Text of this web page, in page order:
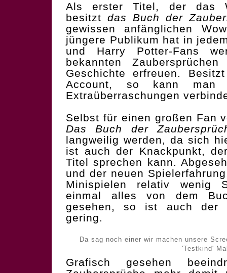
Als erster Titel, der das
besitzt das Buch der
gewissen anfänglichen
jüngere Publikum hat in
und Harry Potter-Fans
bekannten
Geschichte erfreuen.
Account, so kann
Extraüberraschungen
Selbst für einen großen Fan
Das Buch der
langweilig werden, da sich
ist auch der Knackpunkt,
Titel sprechen kann.
und der neuen
Minispielen relativ wenig
einmal alles von dem
gesehen, so ist auch der
gering.
Da sag noch einer wir machen unsere
'Testkind'
Grafisch gesehen